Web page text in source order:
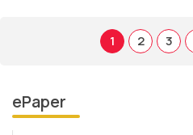
1 2 3
ePaper